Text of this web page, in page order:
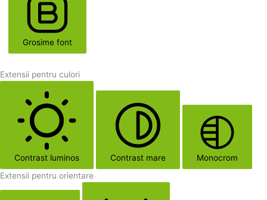
Grosime font
Extensii pentru culori
Contrast luminos Contrast mare
Monocrom
Extensii pentru orientare